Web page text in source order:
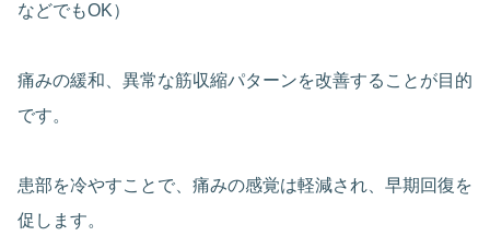
などでもOK）
痛みの緩和、異常な筋収縮パターンを改善することが目的
です。
患部を冷やすことで、痛みの感覚は軽減され、早期回復を
促します。